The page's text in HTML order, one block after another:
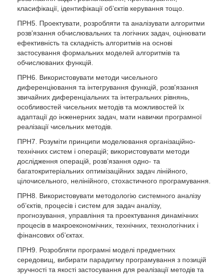
класифікації, ідентифікації об’єктів керування тощо.
ПРН5. Проектувати, розробляти та аналізувати алгоритми
розв’язання обчислювальних та логічних задач, оцінювати
ефективність та складність алгоритмів на основі
застосування формальних моделей алгоритмів та
обчислюваних функцій.
ПРН6. Використовувати методи чисельного
диференціювання та інтегрування функцій, розв'язання
звичайних диференціальних та інтегральних рівнянь,
особливостей чисельних методів та можливостей їх
адаптації до інженерних задач, мати навички програмної
реалізації чисельних методів.
ПРН7. Розуміти принципи моделювання організаційно-
технічних систем і операцій; використовувати методи
дослідження операцій, розв’язання одно- та
багатокритеріальних оптимізаційних задач лінійного,
цілочисельного, нелінійного, стохастичного програмування.
ПРН8. Використовувати методологію системного аналізу
об’єктів, процесів і систем для задач аналізу,
прогнозування, управління та проектування динамічних
процесів в макроекономічних, технічних, технологічних і
фінансових об’єктах.
ПРН9. Розробляти програмні моделі предметних
середовищ, вибирати парадигму програмування з позицій
зручності та якості застосування для реалізації методів та